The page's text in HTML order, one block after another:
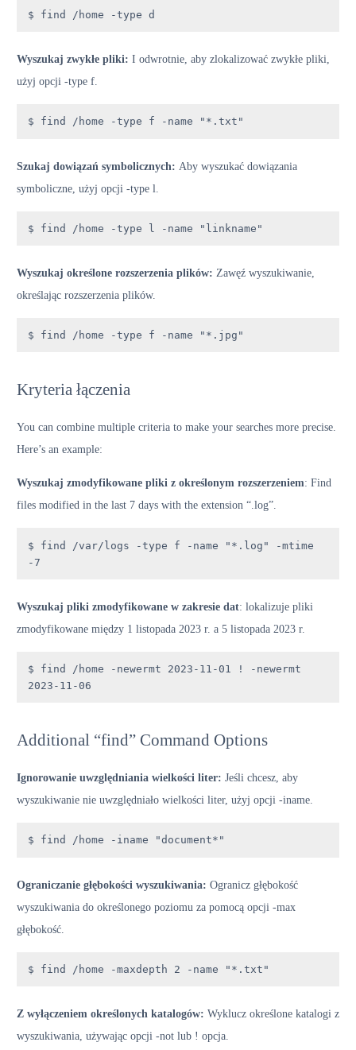
$ find /home -type d
Wyszukaj zwykłe pliki: I odwrotnie, aby zlokalizować zwykłe pliki,
użyj opcji -type f.
$ find /home -type f -name "*.txt"
Szukaj dowiązań symbolicznych: Aby wyszukać dowiązania
symboliczne, użyj opcji -type l.
$ find /home -type l -name "linkname"
Wyszukaj określone rozszerzenia plików: Zawęź wyszukiwanie,
określając rozszerzenia plików.
$ find /home -type f -name "*.jpg"
Kryteria łączenia
You can combine multiple criteria to make your searches more precise.
Here’s an example:
Wyszukaj zmodyfikowane pliki z określonym rozszerzeniem: Find
files modified in the last 7 days with the extension “.log”.
$ find /var/logs -type f -name "*.log" -mtime
-7
Wyszukaj pliki zmodyfikowane w zakresie dat: lokalizuje pliki
zmodyfikowane między 1 listopada 2023 r. a 5 listopada 2023 r.
$ find /home -newermt 2023-11-01 ! -newermt
2023-11-06
Additional “find” Command Options
Ignorowanie uwzględniania wielkości liter: Jeśli chcesz, aby
wyszukiwanie nie uwzględniało wielkości liter, użyj opcji -iname.
$ find /home -iname "document*"
Ograniczanie głębokości wyszukiwania: Ogranicz głębokość
wyszukiwania do określonego poziomu za pomocą opcji -max
głębokość.
$ find /home -maxdepth 2 -name "*.txt"
Z wyłączeniem określonych katalogów: Wyklucz określone katalogi z
wyszukiwania, używając opcji -not lub ! opcja.